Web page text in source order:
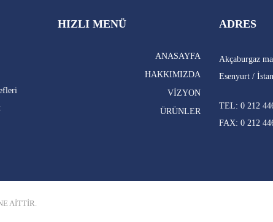
HIZLI MENÜ
ANASAYFA
HAKKIMIZDA
VIZYON
ÜRÜNLER
ADRES
Akçaburgaz
Esenyurt /
TEL: 0 212
FAX: 0 212
AİTTİR.